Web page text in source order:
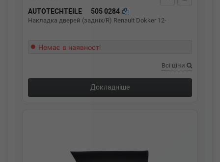
AUTOTECHTEILE 505 0284
Накладка дверей (задніх/R) Renault Dokker 12-
Немає в наявності
Всі ціни
Докладніше